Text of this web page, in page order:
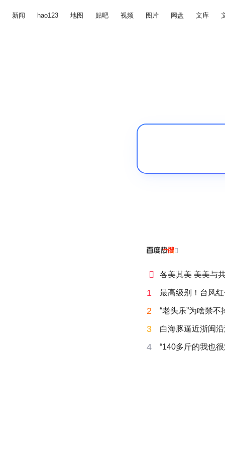
新闻 hao123 地图 贴吧 视频 图片 网盘 文库

 各美其美 美美与
1 最高级别！台风
2 “老头乐”为啥禁不
3 白海豚逼近浙闽
4 “140多斤的我也